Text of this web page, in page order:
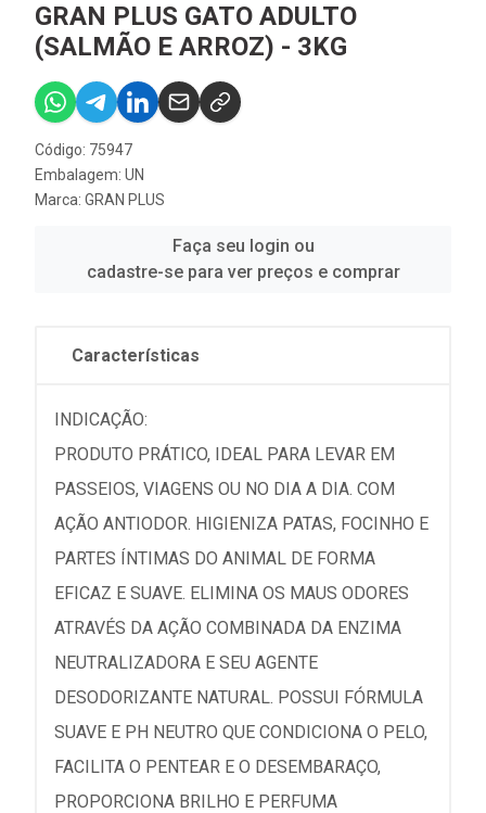
GRAN PLUS GATO ADULTO
(SALMÃO E ARROZ) - 3KG
Código: 75947
Embalagem: UN
Marca: GRAN PLUS
Faça seu login ou
cadastre-se para ver preços e comprar
Características
INDICAÇÃO:
PRODUTO PRÁTICO, IDEAL PARA LEVAR EM
PASSEIOS, VIAGENS OU NO DIA A DIA. COM
AÇÃO ANTIODOR. HIGIENIZA PATAS, FOCINHO E
PARTES ÍNTIMAS DO ANIMAL DE FORMA
EFICAZ E SUAVE. ELIMINA OS MAUS ODORES
ATRAVÉS DA AÇÃO COMBINADA DA ENZIMA
NEUTRALIZADORA E SEU AGENTE
DESODORIZANTE NATURAL. POSSUI FÓRMULA
SUAVE E PH NEUTRO QUE CONDICIONA O PELO,
FACILITA O PENTEAR E O DESEMBARAÇO,
PROPORCIONA BRILHO E PERFUMA